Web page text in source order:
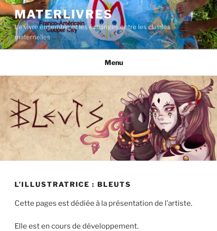
Aller
au
contenu
principal
MATERLIVRES
Le vivre ensemble et les échanges entre les classes
maternelles
Menu
L’ILLUSTRATRICE : BLEUTS
Cette pages est dédiée à la présentation de l’artiste.
Elle est en cours de développement.